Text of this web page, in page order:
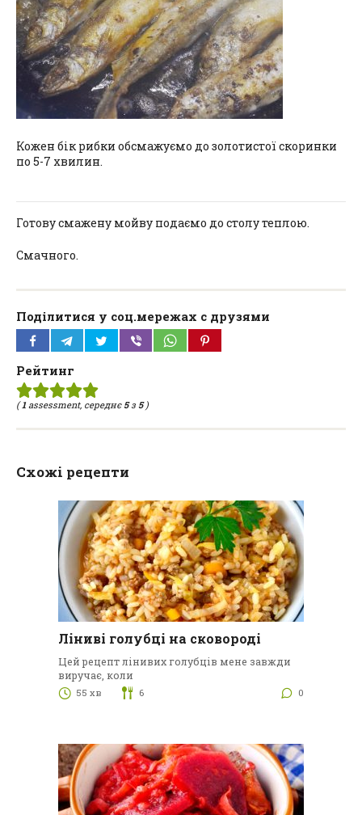
Кожен бік рибки обсмажуємо до золотистої скоринки
по 5-7 хвилин.
Готову смажену мойву подаємо до столу теплою.
Смачного.
Поділитися у соц.мережах с друзями
Рейтинг
(1assessment, середнє5з 5)
Схожі рецепти
Ліниві голубці на сковороді
Цей рецепт лінивих голубців мене завжди
виручає, коли
55 хв 6 0